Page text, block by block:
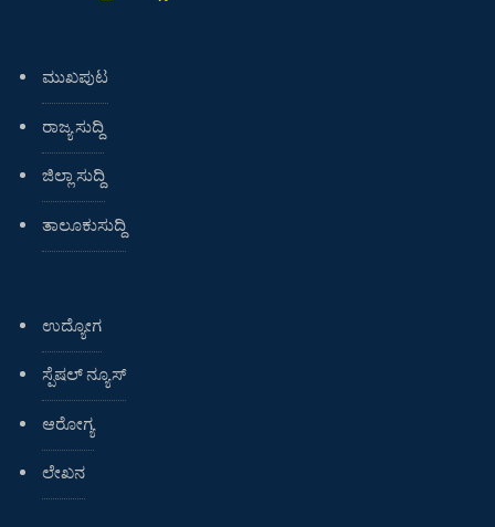
ಮುಖಪುಟ
ರಾಜ್ಯ ಸುದ್ದಿ
ಜಿಲ್ಲಾ ಸುದ್ದಿ
ತಾಲೂಕುಸುದ್ದಿ
ಉದ್ಯೋಗ
ಸ್ಪೆಷಲ್ ನ್ಯೂಸ್
ಆರೋಗ್ಯ
ಲೇಖನ